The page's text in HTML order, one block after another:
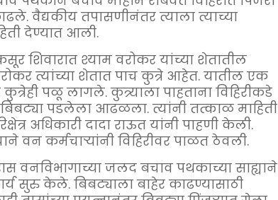
वैद्यकीय तपासणीनंतर त्याला त्याच्या
देण्यात आली.
शिवारात श्याम वरोकर यांच्या शेतातील
वरोकर त्यांच्या शेतात पाच कुत्रे आहेत. यातील एक
पळू लागले. कुत्र्याला पाहताना विहिरीकडे
पडलेला आढळला. त्यांनी तत्काळ माहिती
अधिकारी दादा राऊत यांनी पाहणी केली.
वन कर्मचाऱ्यांनी विहिरीवर पाळत ठेवली.
वनविभागाच्या जलद बचाव पथकाच्या साह्याने
सुरु केले. बिबट्याला बाहेर काढण्यासाठी